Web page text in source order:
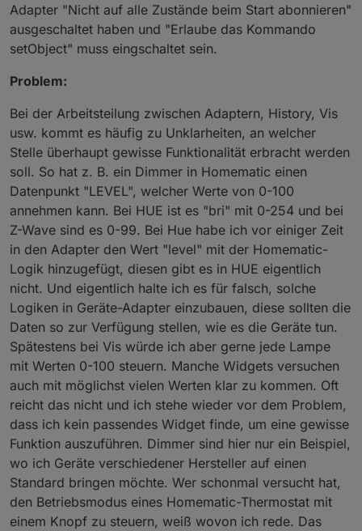
Adapter "Nicht auf alle Zustände beim Start abonnieren"
ausgeschaltet haben und "Erlaube das Kommando
setObject" muss eingschaltet sein.
Problem:
Bei der Arbeitsteilung zwischen Adaptern, History, Vis
usw. kommt es häufig zu Unklarheiten, an welcher
Stelle überhaupt gewisse Funktionalität erbracht werden
soll. So hat z. B. ein Dimmer in Homematic einen
Datenpunkt "LEVEL", welcher Werte von 0-100
annehmen kann. Bei HUE ist es "bri" mit 0-254 und bei
Z-Wave sind es 0-99. Bei Hue habe ich vor einiger Zeit
in den Adapter den Wert "level" mit der Homematic-
Logik hinzugefügt, diesen gibt es in HUE eigentlich
nicht. Und eigentlich halte ich es für falsch, solche
Logiken in Geräte-Adapter einzubauen, diese sollten die
Daten so zur Verfügung stellen, wie es die Geräte tun.
Spätestens bei Vis würde ich aber gerne jede Lampe
mit Werten 0-100 steuern. Manche Widgets versuchen
auch mit möglichst vielen Werten klar zu kommen. Oft
reicht das nicht und ich stehe wieder vor dem Problem,
dass ich kein passendes Widget finde, um eine gewisse
Funktion auszuführen. Dimmer sind hier nur ein Beispiel,
wo ich Geräte verschiedener Hersteller auf einen
Standard bringen möchte. Wer schonmal versucht hat,
den Betriebsmodus eines Homematic-Thermostat mit
einem Knopf zu steuern, weiß wovon ich rede. Das